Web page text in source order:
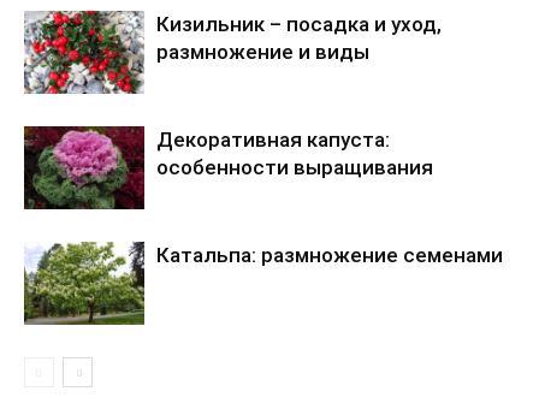
-
п
и
а
м
и
а
д
л
Кизильник – посадка и уход,
размножение и виды
Декоративная капуста:
особенности выращивания
Катальпа: размножение семенами